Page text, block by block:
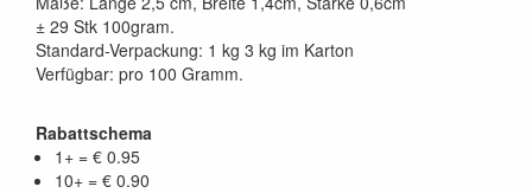
± 29 Stk 100gram.
Standard-Verpackung: 1 kg 3 kg im Karton
Verfügbar: pro 100 Gramm.
Rabattschema
1+ = € 0.95
10+ = € 0.90